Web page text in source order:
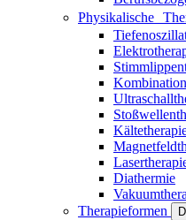
Physikalische
Diathermie
Therapieformen